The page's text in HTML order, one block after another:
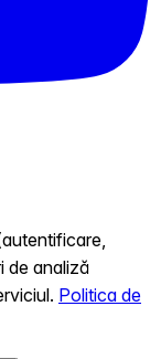
de analiză
Politica de